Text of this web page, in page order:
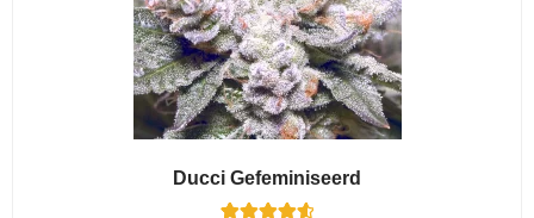
Ducci Gefeminiseerd